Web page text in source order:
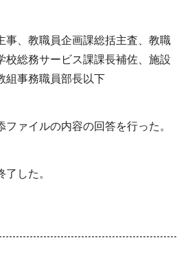
事、教職員企画課総括主査、教職
校総務サービス課課長補佐、施設
組事務職員部長以下
ァイルの内容の回答を行った。
した。